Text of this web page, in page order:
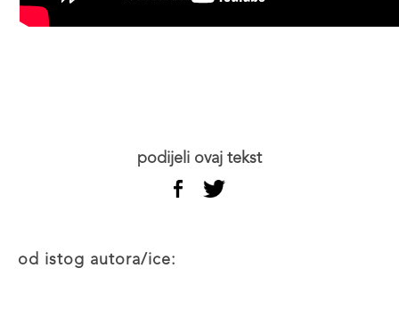
podijeli ovaj tekst
od istog autora/ice: